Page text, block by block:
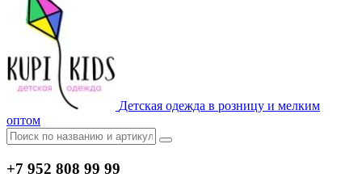
Детская одежда в розницу и мелким
оптом
+7 952 808 99 99